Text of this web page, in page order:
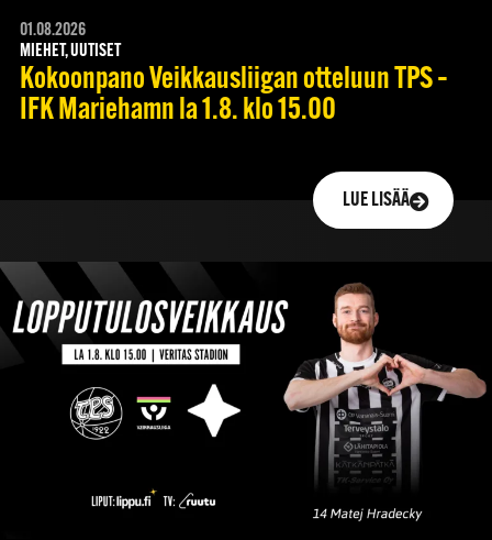
01.08.2026
MIEHET, UUTISET
Kokoonpano Veikkausliigan otteluun TPS –
IFK Mariehamn la 1.8. klo 15.00
LUE LISÄÄ